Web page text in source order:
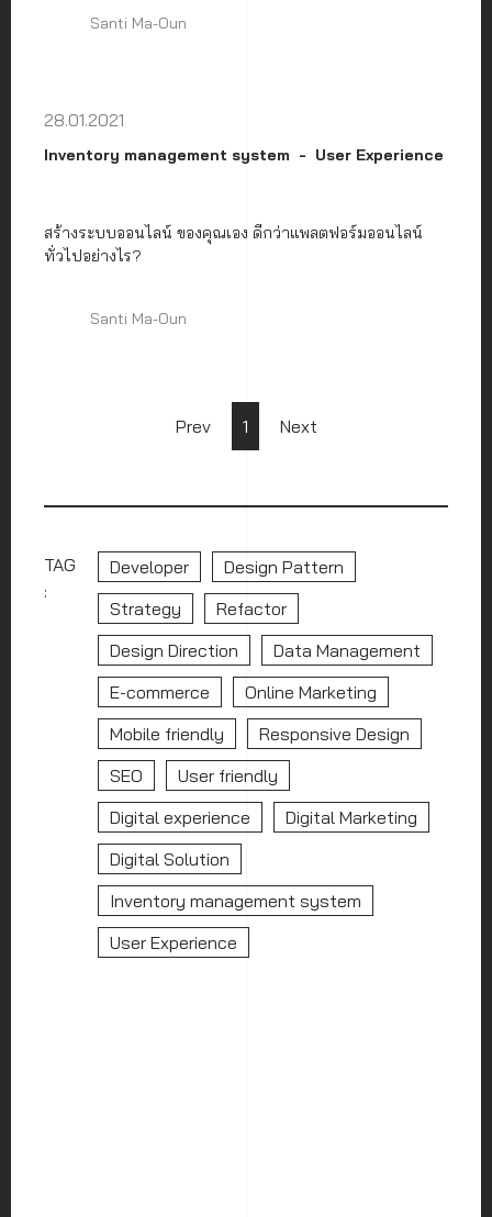
Santi Ma-Oun
28.01.2021
Inventory management system User Experience
สร้างระบบออนไลน์ ของคุณเอง ดีกว่าแพลตฟอร์มออนไลน์
ทั่วไปอย่างไร?
Santi Ma-Oun
Prev 1 Next
TAG
:
Developer
Design Pattern
Strategy
Refactor
Design Direction
Data Management
E-commerce
Online Marketing
Mobile friendly
Responsive Design
SEO
User friendly
Digital experience
Digital Marketing
Digital Solution
Inventory management system
User Experience